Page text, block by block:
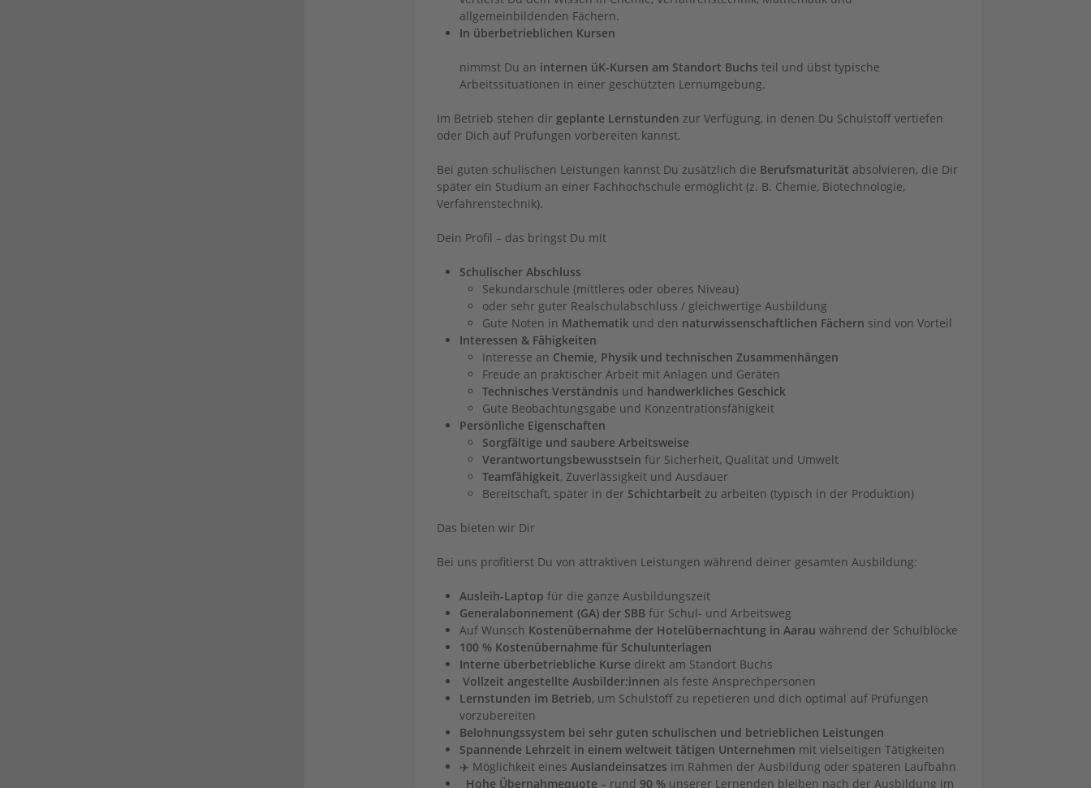
allgemeinbildenden Fächern.
In überbetrieblichen Kursen
nimmst Du an internen üK-Kursen am Standort Buchs teil und übst typische
Arbeitssituationen in einer geschützten Lernumgebung.
Im Betrieb stehen dir geplante Lernstunden zur Verfügung, in denen Du Schulstoff vertiefen
oder Dich auf Prüfungen vorbereiten kannst.
Bei guten schulischen Leistungen kannst Du zusätzlich die Berufsmaturität absolvieren, die Dir
später ein Studium an einer Fachhochschule ermöglicht (z. B. Chemie, Biotechnologie,
Verfahrenstechnik).
Dein Profil – das bringst Du mit
Schulischer Abschluss
Sekundarschule (mittleres oder oberes Niveau)
oder sehr guter Realschulabschluss / gleichwertige Ausbildung
Gute Noten in Mathematikund den naturwissenschaftlichen Fächern sind von Vorteil
Interessen & Fähigkeiten
Interesse an Chemie, Physik und technischen Zusammenhängen
Freude an praktischer Arbeit mit Anlagen und Geräten
Technisches Verständnis und handwerkliches Geschick
Gute Beobachtungsgabe und Konzentrationsfähigkeit
Persönliche Eigenschaften
Sorgfältige und saubere Arbeitsweise
Verantwortungsbewusstsein für Sicherheit, Qualität und Umwelt
Teamfähigkeit, Zuverlässigkeit und Ausdauer
Bereitschaft, später in der Schichtarbeit zu arbeiten (typisch in der Produktion)
Das bieten wir Dir
Bei uns profitierst Du von attraktiven Leistungen während deiner gesamten Ausbildung:
Ausleih-Laptop für die ganze Ausbildungszeit
Generalabonnement (GA) der SBBfür Schul- und Arbeitsweg
Auf Wunsch Kostenübernahme der Hotelübernachtung in Aarau während der Schulblöcke
100 % Kostenübernahme für Schulunterlagen
Interne überbetriebliche Kursedirekt am Standort Buchs
Vollzeit angestellte Ausbilder:innen als feste Ansprechpersonen
Lernstunden im Betrieb, um Schulstoff zu repetieren und dich optimal auf Prüfungen
vorzubereiten
Belohnungssystem bei sehr guten schulischen und betrieblichen Leistungen
Spannende Lehrzeit in einem weltweit tätigen Unternehmen mit vielseitigen Tätigkeiten
✈️ Möglichkeit eines Auslandeinsatzes im Rahmen der Ausbildung oder späteren Laufbahn
Hohe Übernahmequote– rund 90 %unserer Lernenden bleiben nach der Ausbildung im